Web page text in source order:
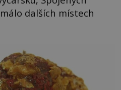
dalších místech